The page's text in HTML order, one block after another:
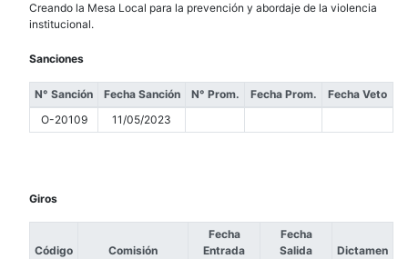
Creando la Mesa Local para la prevención y abordaje de la violencia
institucional.
Sanciones
N° Sanción Fecha Sanción N° Prom. Fecha Prom.
Fecha Veto
O-20109
11/05/2023
Giros
Código Comisión
Fecha
Entrada
Fecha
Salida
Dictamen